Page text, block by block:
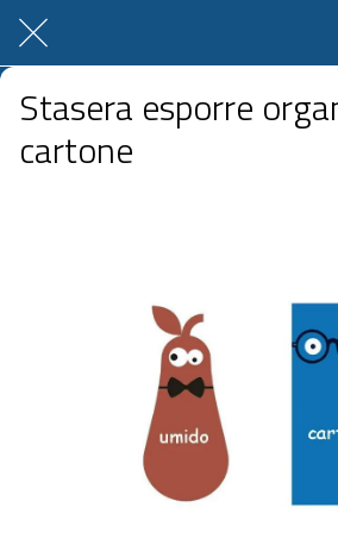
Stasera esporre
cartone